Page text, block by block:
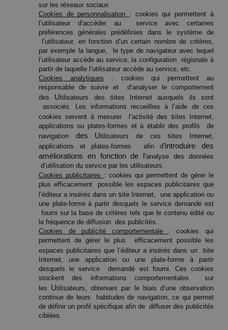
sur les réseaux sociaux
Cookies de personnalisation : cookies qui permettent à
l’utilisateur d’accéder au  service avec certaines
préférences générales prédéfinies dans le système de
l’utilisateur, en fonction d’un certain nombre de critères,
par exemple la langue,  le type de navigateur avec lequel
l’utilisateur accède au service, la configuration  régionale à
partir de laquelle l’utilisateur accède au service, etc.
Cookies analytiques : cookies qui permettent au
responsable de suivre et  d’analyser le comportement
des Utilisateurs des sites Internet auxquels ils sont
associés. Les informations recueillies à l’aide de ces
cookies servent à mesurer  l’activité des sites Internet,
applications ou plates-formes et à établir des profils  de
navigation des Utilisateurs de ces sites Internet,
applications et plates-formes  afin d’introduire des
améliorations en fonction de l’analyse des données
d’utilisation du service par les utilisateurs.
Cookies publicitaires : cookies qui permettent de gérer le
plus efficacement  possible les espaces publicitaires que
l’éditeur a insérés dans un site Internet,  une application ou
une plate-forme à partir desquels le service demandé est
fourni sur la base de critères tels que le contenu édité ou
la fréquence de diffusion  des publicités.
Cookies de publicité comportementale : cookies qui
permettent de gérer le plus  efficacement possible les
espaces publicitaires que l’éditeur a insérés dans un site
Internet, une application ou une plate-forme à partir
desquels le service  demandé est fourni. Ces cookies
stockent des informations comportementales  sur
les Utilisateurs, obtenues par le biais d’une observation
continue de leurs  habitudes de navigation, ce qui permet
de définir un profil spécifique afin de  diffuser des publicités
ciblées.